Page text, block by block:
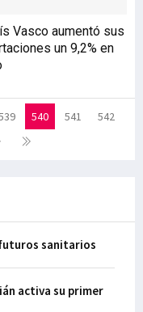
Vasco aumentó sus
un 9,2% en
540 541
542
sanitarios
activa su primer